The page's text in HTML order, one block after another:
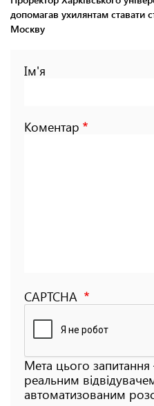
допомагав ухилянтам ставати
Москву
Ім'я
Коментар
CAPTCHA
Мета цього
реальним
автоматизованим